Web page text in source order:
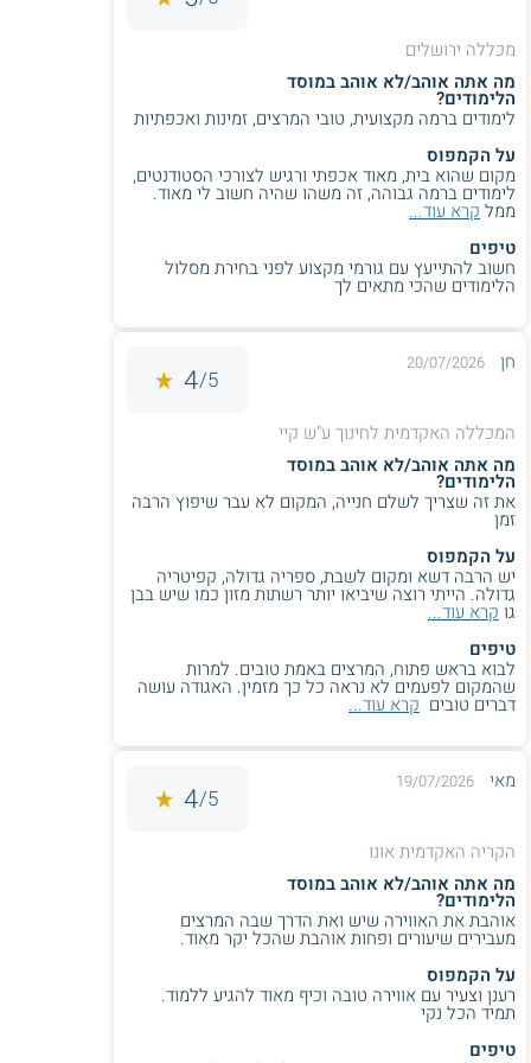
לקבל תואר שני וכן תעודת הוראה. הסטודנטים במסלול זה
לומדים בהתמחות המותאמת לתחום אותו למדו בתואר הראשון,
ורוכשים כלים וידע להוראת אותו התחום בבתי הספר. בחלק מן
המוסדות האקדמיים, התכנית מכשירה להוראה בחינוך
מורים גם לחינוך היסודי.
האם ניתן ללמוד תואר שני בחינוך במסלול מחקרי עם
מגוון מוסדות אקדמיים מאפשרים ללמוד תואר שני בחינוך
במסלול מחקרי הכולל כתיבת עבודת תזה. המסלול עם תזה
המוסדות האקדמיים ניתן ללמוד תואר שני מחקרי בחינוך, וכן כי
מסלול זה אינו מוצע בהכרח בכל המגמות.
האם ניתן ללמוד תואר שני בחינוך במתכונת
היברידית?
ישנם מסלולים לתואר שני בחינוך המתקיימים במתכונת
היברידית, כלומר לימודים המשלבים הגעה למפגשים
פרונטליים בקמפוס יחד עם למידה מרחוק. בחלק מן המקרים,
באפשרות הסטודנטים לבחור האם לקחת חלק בקורסים
קורסים שונים, אשר חלקם מקוונים. הלימודים ההיברידיים
מציעים לסטודנטים מתכונת לימודים גמישה, אשר משתלבת
בשגרה המקצועית ובחיי היום-יום.
האם מתקיימות תכניות לתואר שני בחינוך למורים
ישנן תכניות לתואר שני בחינוך למורים בשנת השבתון.
במהלךשנת השבתון, יכולים אנשי ההוראה ללמוד תחומי ידע
חדשים במסגרת תואר אקדמי מתקדם, וכך לנצל את פסק הזמן
מן ההוראה לטובת קידום מקצועי, עלייה בסולם דרגות
מן המקרים התואר נלמד בתחום דעת הקרוב לתחום העיסוק
הנוכחי, לטובת העמקת הידע; ואילו במקרים אחרים התואר
השני הנלמד במהלך שנת השבתון עשוי להיות בתחום דעת
מכללה ירושלים
מה אתה אוהב/לא אוהב במוסד
הלימודים?
לימודים ברמה מקצועית, טובי המרצים, זמינות ואכפתיות
על הקמפוס
מקום שהוא בית, מאוד אכפתי ורגיש לצורכי הסטודנטים,
לימודים ברמה גבוהה, זה משהו שהיה חשוב לי מאוד.
ממל קרא עוד...
טיפים
חשוב להתייעץ עם גורמי מקצוע לפני בחירת מסלול
הלימודים שהכי מתאים לך
חן 20/07/2026
5/
4
המכללה האקדמית לחינוך ע"ש קיי
מה אתה אוהב/לא אוהב במוסד
הלימודים?
את זה שצריך לשלם חנייה, המקום לא עבר שיפוץ הרבה
זמן
על הקמפוס
יש הרבה דשא ומקום לשבת, ספריה גדולה, קפיטריה
גדולה. הייתי רוצה שיביאו יותר רשתות מזון כמו שיש בבן
גו קרא עוד...
טיפים
לבוא בראש פתוח, המרצים באמת טובים. למרות
שהמקום לפעמים לא נראה כל כך מזמין. האגודה עושה
דברים טובים קרא עוד...
מאי 19/07/2026
5/
4
הקריה האקדמית אונו
מה אתה אוהב/לא אוהב במוסד
הלימודים?
אוהבת את האווירה שיש ואת הדרך שבה המרצים
מעבירים שיעורים ופחות אוהבת שהכל יקר מאוד.
על הקמפוס
רענן וצעיר עם אווירה טובה וכיף מאוד להגיע ללמוד.
תמיד הכל נקי
טיפים